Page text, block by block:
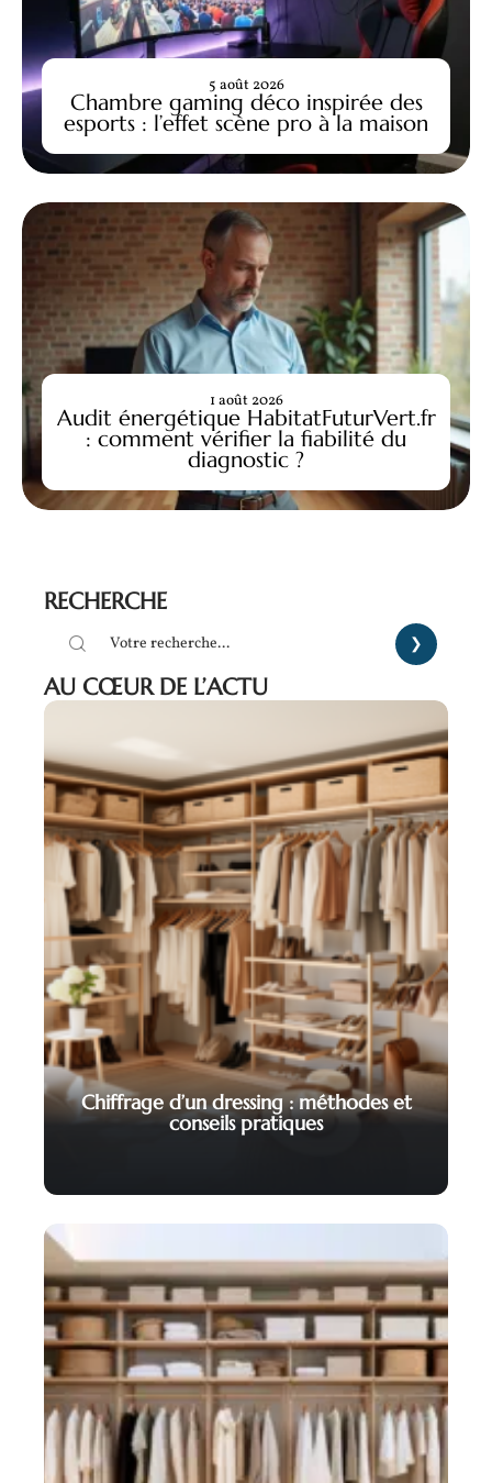
Chambre gaming déco inspirée des
esports : l’effet scène pro à la maison
5 août 2026
Audit énergétique HabitatFuturVert.fr
: comment vérifier la fiabilité du
diagnostic ?
1 août 2026
RECHERCHE
AU CŒUR DE L’ACTU
Chiffrage d’un dressing : méthodes et
conseils pratiques